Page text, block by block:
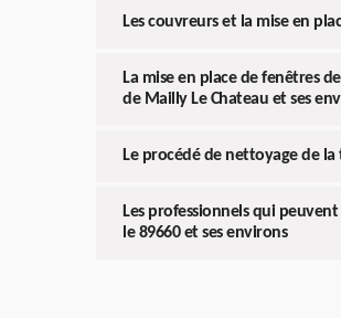
Les couvreurs et la mise en
La mise en place de fenêtres
de Mailly Le Chateau et ses
Le procédé de nettoyage de
Les professionnels qui
le 89660 et ses environs